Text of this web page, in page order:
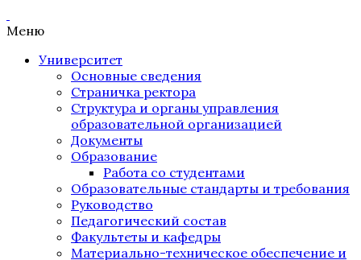
Меню
Университет
Основные сведения
Страничка ректора
Структура и органы управления
образовательной организацией
Документы
Образование
Работа со студентами
Образовательные стандарты и требования
Руководство
Педагогический состав
Факультеты и кафедры
Материально-техническое обеспечение и